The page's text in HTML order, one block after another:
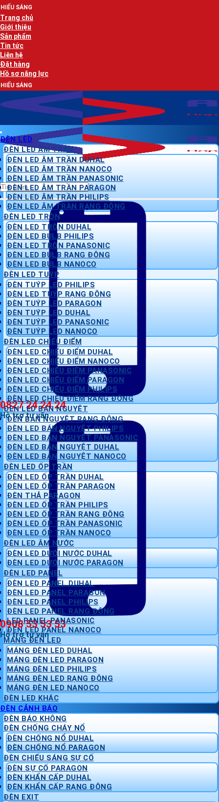
Bỏ
qua
nội
dung
Trang chủ
Giới thiệu
Sản phẩm
Tin tức
Liên hệ
Đặt hàng
Hồ sơ năng lực
Tìm
kiếm:
0827 24 24 24
Hỗ trợ tư vấn
0908 53 53 53
Hỗ trợ tư vấn
ĐÈN LED
ĐÈN LED ÂM TRẦN
ĐÈN LED ÂM TRẦN DUHAL
ĐÈN LED ÂM TRẦN NANOCO
ĐÈN LED ÂM TRẦN PANASONIC
ĐÈN LED ÂM TRẦN PARAGON
ĐÈN LED ÂM TRẦN PHILIPS
ĐÈN LED ÂM TRẦN RẠNG ĐÔNG
ĐÈN LED TRÒN
ĐÈN LED TRÒN DUHAL
ĐÈN LED BULB PHILIPS
ĐÈN LED TRÒN PANASONIC
ĐÈN LED BULB RẠNG ĐÔNG
ĐÈN LED BULB NANOCO
ĐÈN LED TUÝP
ĐÈN TUÝP LED PHILIPS
ĐÈN LED TUÝP RẠNG ĐÔNG
ĐÈN TUÝP LED PARAGON
ĐÈN TUÝP LED DUHAL
ĐÈN TUÝP LED PANASONIC
ĐÈN TUÝP LED NANOCO
ĐÈN LED CHIẾU ĐIỂM
ĐÈN LED CHIẾU ĐIỂM DUHAL
ĐÈN LED CHIẾU ĐIỂM NANOCO
ĐÈN LED CHIẾU ĐIỂM PANASONIC
ĐÈN LED CHIẾU ĐIỂM PARAGON
ĐÈN LED CHIẾU ĐIỂM PHILIPS
ĐÈN LED CHIẾU ĐIỂM RẠNG ĐÔNG
ĐÈN LED BÁN NGUYỆT
ĐÈN BÁN NGUYỆT RẠNG ĐÔNG
ĐÈN LED BÁN NGUYỆT PHILIPS
ĐÈN LED BÁN NGUYỆT PANASONIC
ĐÈN LED BÁN NGUYỆT DUHAL
ĐÈN LED BÁN NGUYỆT NANOCO
ĐÈN LED ỐP TRẦN
ĐÈN LED ỐP TRẦN DUHAL
ĐÈN LED ỐP TRẦN PARAGON
ĐÈN THẢ PARAGON
ĐÈN LED ỐP TRẦN PHILIPS
ĐÈN LED ỐP TRẦN RẠNG ĐÔNG
ĐÈN LED ỐP TRẦN PANASONIC
ĐÈN LED ỐP TRẦN NANOCO
ĐÈN LED ÂM NƯỚC
ĐÈN LED DƯỚI NƯỚC DUHAL
ĐÈN LED DƯỚI NƯỚC PARAGON
ĐÈN LED PANEL
ĐÈN LED PANEL DUHAL
ĐÈN LED PANEL PARAGON
ĐÈN LED PANEL PHILIPS
ĐÈN LED PANEL RẠNG ĐÔNG
LED PANEL PANASONIC
ĐÈN LED PANEL NANOCO
MÁNG ĐÈN LED
MÁNG ĐÈN LED DUHAL
MÁNG ĐÈN LED PARAGON
MÁNG ĐÈN LED PHILIPS
MÁNG ĐÈN LED RẠNG ĐÔNG
MÁNG ĐÈN LED NANOCO
ĐÈN LED KHÁC
ĐÈN CẢNH BÁO
ĐÈN BÁO KHÔNG
ĐÈN CHỐNG CHÁY NỔ
ĐÈN CHỐNG NỔ DUHAL
ĐÈN CHỐNG NỔ PARAGON
ĐÈN CHIẾU SÁNG SỰ CỐ
ĐÈN SỰ CỐ PARAGON
ĐÈN KHẨN CẤP DUHAL
ĐÈN KHẨN CẤP RẠNG ĐÔNG
ĐÈN EXIT